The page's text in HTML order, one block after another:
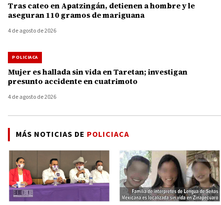
Tras cateo en Apatzingán, detienen a hombre y le
aseguran 110 gramos de mariguana
4 de agosto de 2026
POLICIACA
Mujer es hallada sin vida en Taretan; investigan
presunto accidente en cuatrimoto
4 de agosto de 2026
MÁS NOTICIAS DE POLICIACA